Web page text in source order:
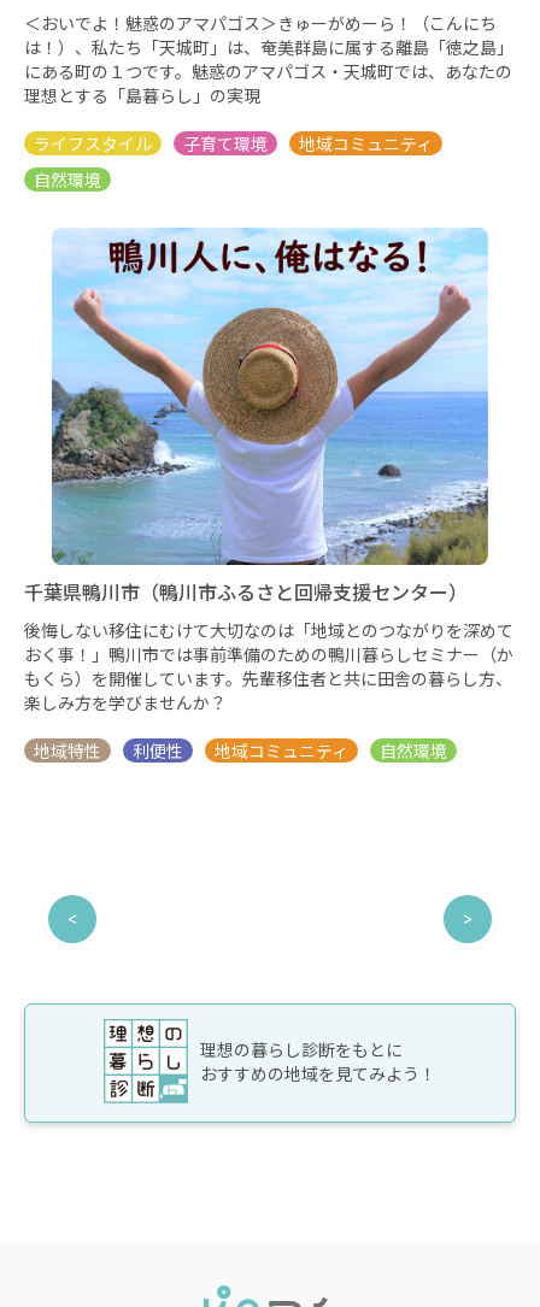
＜おいでよ！魅惑のアマパゴス＞きゅーがめーら！（こんにち
は！）、私たち「天城町」は、奄美群島に属する離島「徳之島」
にある町の１つです。魅惑のアマパゴス・天城町では、あなたの
理想とする「島暮らし」の実現
千葉県鴨川市（鴨川市ふるさと回帰支援センター）
後悔しない移住にむけて大切なのは「地域とのつながりを深めて
おく事！」鴨川市では事前準備のための鴨川暮らしセミナー（か
もくら）を開催しています。先輩移住者と共に田舎の暮らし方、
楽しみ方を学びませんか？
理想の暮らし診断をもとに
おすすめの地域を見てみよう！